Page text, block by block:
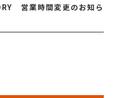
営業時間変更のお知ら